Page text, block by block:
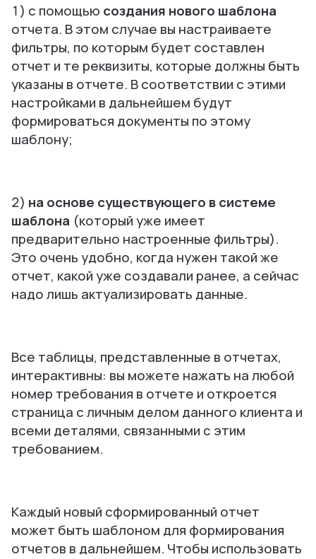
1) с помощью создания нового шаблона
отчета. В этом случае вы настраиваете
фильтры, по которым будет составлен
отчет и те реквизиты, которые должны быть
указаны в отчете. В соответствии с этими
настройками в дальнейшем будут
формироваться документы по этому
шаблону;
2) на основе существующего в системе
шаблона (который уже имеет
предварительно настроенные фильтры).
Это очень удобно, когда нужен такой же
отчет, какой уже создавали ранее, а сейчас
надо лишь актуализировать данные.
Все таблицы, представленные в отчетах,
интерактивны: вы можете нажать на любой
номер требования в отчете и откроется
страница с личным делом данного клиента и
всеми деталями, связанными с этим
требованием.
Каждый новый сформированный отчет
может быть шаблоном для формирования
отчетов в дальнейшем. Чтобы использовать